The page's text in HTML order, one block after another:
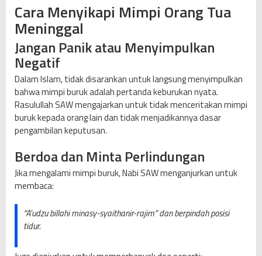
Cara Menyikapi Mimpi Orang Tua
Meninggal
Jangan Panik atau Menyimpulkan
Negatif
Dalam Islam, tidak disarankan untuk langsung menyimpulkan
bahwa mimpi buruk adalah pertanda keburukan nyata.
Rasulullah SAW mengajarkan untuk tidak menceritakan mimpi
buruk kepada orang lain dan tidak menjadikannya dasar
pengambilan keputusan.
Berdoa dan Minta Perlindungan
Jika mengalami mimpi buruk, Nabi SAW menganjurkan untuk
membaca:
“A’udzu billahi minasy-syaithanir-rajim” dan berpindah posisi
tidur.